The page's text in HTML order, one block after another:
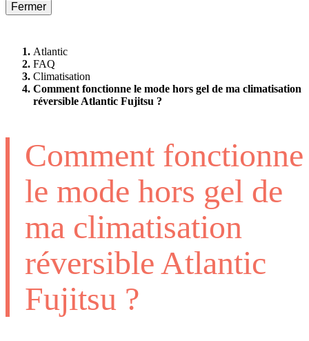
Fermer
Atlantic
FAQ
Climatisation
Comment fonctionne le mode hors gel de ma climatisation
réversible Atlantic Fujitsu ?
Comment fonctionne
le mode hors gel de
ma climatisation
réversible Atlantic
Fujitsu ?